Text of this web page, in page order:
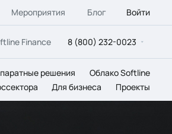
Мероприятия Блог Войти
Finance 8 (800) 232-0023
решения
Облако Softline
Для бизнеса Проекты